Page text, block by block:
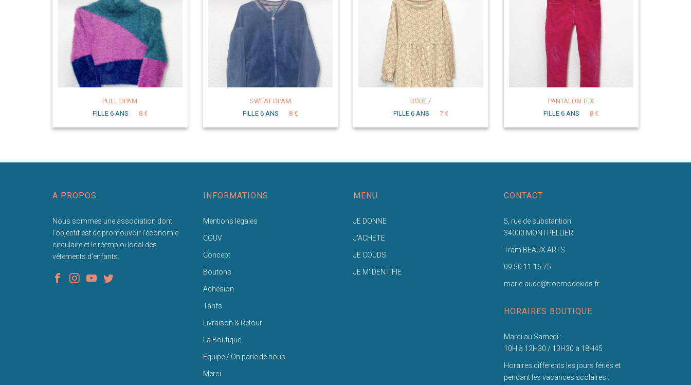
PULL DPAM
FILLE 6 ANS
8 €
SWEAT DPAM
FILLE 6 ANS
8 €
ROBE /
FILLE 6 ANS
7 €
PANTALON TEX
FILLE 6 ANS
8 €
A PROPOS
Nous sommes une association dont
l'objectif est de promouvoir l'économie
circulaire et le réemploi local des
vêtements d'enfants.
INFORMATIONS
Mentions légales
CGUV
Concept
Boutons
Adhésion
Tarifs
Livraison & Retour
La Boutique
Equipe / On parle de nous
Merci
MENU
JE DONNE
J'ACHETE
JE COUDS
JE M'IDENTIFIE
CONTACT
5, rue de substantion
34000 MONTPELLIER
Tram BEAUX ARTS
09 50 11 16 75
marie-aude@trocmodekids.fr
HORAIRES BOUTIQUE
Mardi au Samedi :
10H à 12H30 / 13H30 à 18H45
Horaires différents les jours fériés et
pendant les vacances scolaires :